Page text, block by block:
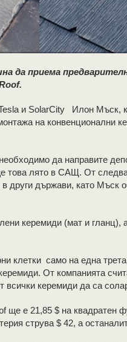
да приема
и SolarCity Илон Мъск,
на конвенционални
да направите
това лято в САЩ. От
други държави, като Мъск
керемиди (мат и гланц),
клетки само на една
От компанията
всички керемиди да са
ще е 21,85 $ на квадратен
струва $ 42, а